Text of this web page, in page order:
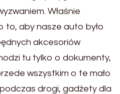
Właśnie
aby nasze auto było
akcesoriów
tu tylko o dokumenty,
wszystkim o te mało
drogi, gadżety dla